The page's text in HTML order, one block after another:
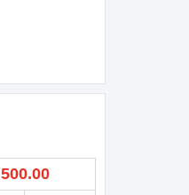
500.00